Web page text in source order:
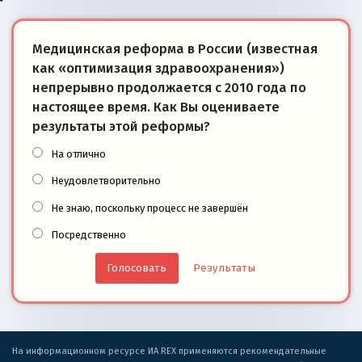
Медицинская реформа в России (известная
как «оптимизация здравоохранения»)
непрерывно продолжается с 2010 года по
настоящее время. Как Вы оцениваете
результаты этой реформы?
На отлично
Неудовлетворительно
Не знаю, поскольку процесс не завершён
Посредственно
Результаты
На информационном ресурсе ИА REX применяются рекомендательные